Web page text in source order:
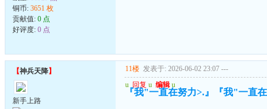
铜币: 3651 枚
贡献值: 0 点
好评度: 0 点
【神兵天降】
新手上路
11楼 发表于: 2026-06-02 23:07 ---
u 回复 u 编辑 u
『我"一直在努力>.』『我"一直